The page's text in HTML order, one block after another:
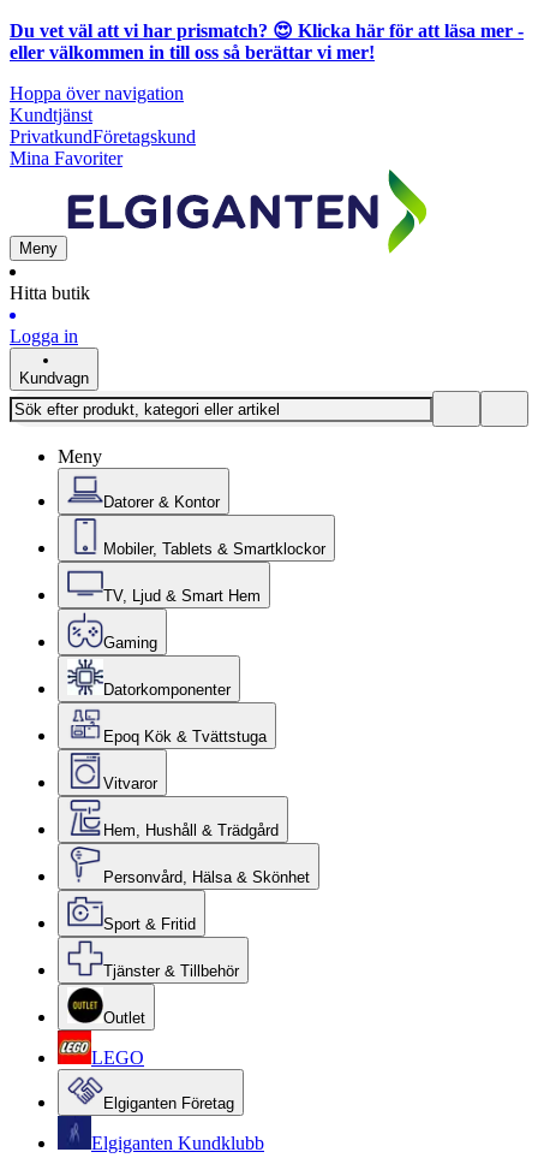
Du vet väl att vi har prismatch? 😍 Klicka här för att läsa mer -
eller välkommen in till oss så berättar vi mer!
Hoppa över navigation
Kundtjänst
PrivatkundFöretagskund
Mina Favoriter
Meny
Hitta butik
Logga in
Kundvagn
Meny
Datorer & Kontor
Mobiler, Tablets & Smartklockor
TV, Ljud & Smart Hem
Gaming
Datorkomponenter
Epoq Kök & Tvättstuga
Vitvaror
Hem, Hushåll & Trädgård
Personvård, Hälsa & Skönhet
Sport & Fritid
Tjänster & Tillbehör
Outlet
LEGO
Elgiganten Företag
Elgiganten Kundklubb